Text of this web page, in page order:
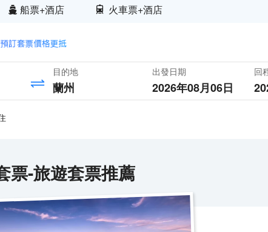
船票+酒店 火車票+酒店
目的地 出發日期
2026年08月06日
回
票-旅遊套票推薦